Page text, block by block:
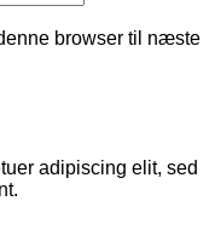
browser til næste
adipiscing elit, sed